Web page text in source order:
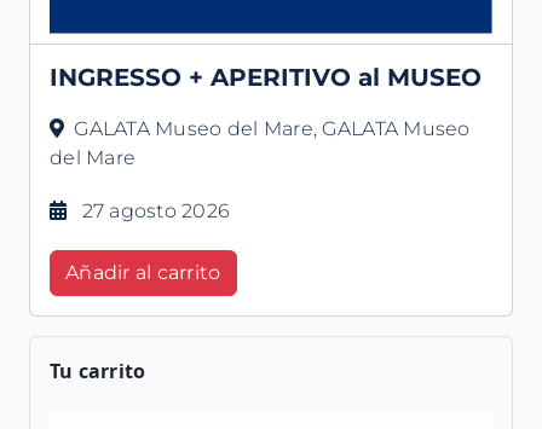
INGRESSO + APERITIVO al MUSEO
GALATA Museo del Mare, GALATA Museo
del Mare
27 agosto 2026
Añadir al carrito
Tu carrito